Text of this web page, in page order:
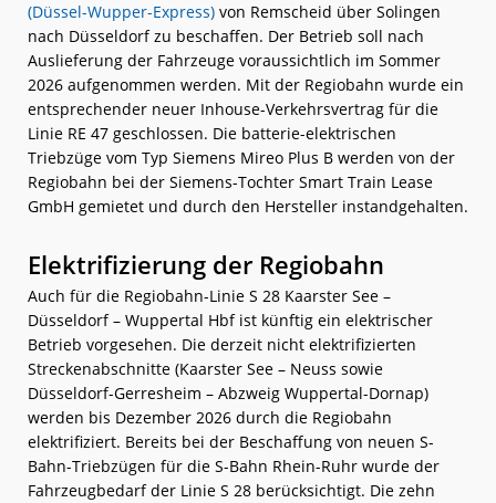
(Düssel-Wupper-Express) von Remscheid über Solingen
nach Düsseldorf zu beschaffen. Der Betrieb soll nach
Auslieferung der Fahrzeuge voraussichtlich im Sommer
2026 aufgenommen werden. Mit der Regiobahn wurde ein
entsprechender neuer Inhouse-Verkehrsvertrag für die
Linie RE 47 geschlossen. Die batterie-elektrischen
Triebzüge vom Typ Siemens Mireo Plus B werden von der
Regiobahn bei der Siemens-Tochter Smart Train Lease
GmbH gemietet und durch den Hersteller instandgehalten.
Elektrifizierung der Regiobahn
Auch für die Regiobahn-Linie S 28 Kaarster See –
Düsseldorf – Wuppertal Hbf ist künftig ein elektrischer
Betrieb vorgesehen. Die derzeit nicht elektrifizierten
Streckenabschnitte (Kaarster See – Neuss sowie
Düsseldorf-Gerresheim – Abzweig Wuppertal-Dornap)
werden bis Dezember 2026 durch die Regiobahn
elektrifiziert. Bereits bei der Beschaffung von neuen S-
Bahn-Triebzügen für die S-Bahn Rhein-Ruhr wurde der
Fahrzeugbedarf der Linie S 28 berücksichtigt. Die zehn